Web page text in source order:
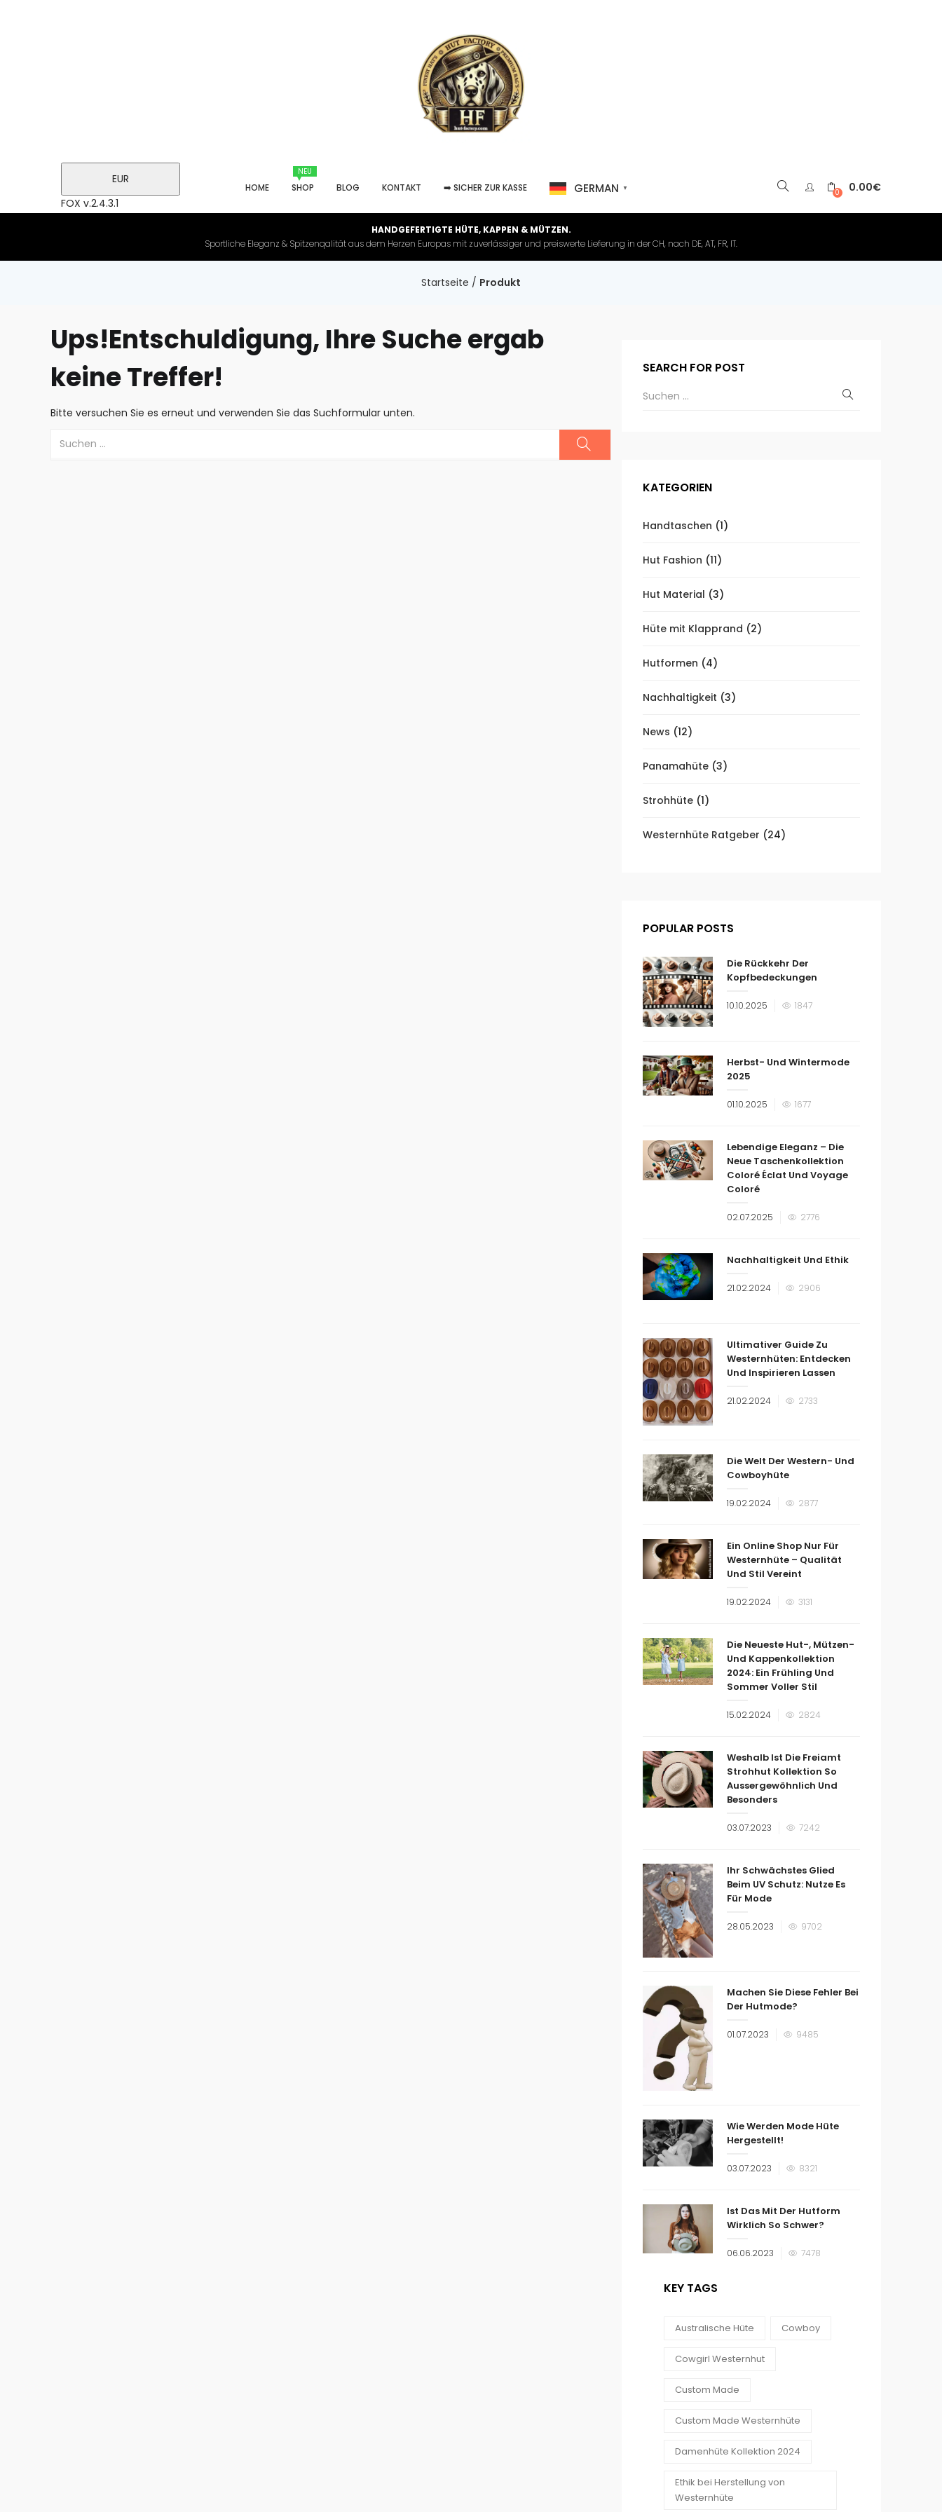
EUR
FOX v.2.4.3.1
HOME
NEU
SHOP BLOG KONTAKT ➡️ SICHER ZUR KASSE GERMAN ▼ 0 0.00€
HANDGEFERTIGTE HÜTE, KAPPEN & MÜTZEN.
Sportliche Eleganz & Spitzenqalität aus dem Herzen Europas mit zuverlässiger und preiswerte Lieferung in der CH, nach DE, AT, FR, IT.
Startseite / Produkt
Ups!Entschuldigung, Ihre Suche ergab
keine Treffer!
Bitte versuchen Sie es erneut und verwenden Sie das Suchformular unten.
SEARCH FOR POST
KATEGORIEN
Handtaschen (1)
Hut Fashion (11)
Hut Material (3)
Hüte mit Klapprand (2)
Hutformen (4)
Nachhaltigkeit (3)
News (12)
Panamahüte (3)
Strohhüte (1)
Westernhüte Ratgeber (24)
POPULAR POSTS
Die Rückkehr Der
Kopfbedeckungen
Veröffentlicht
10.10.2025 1847
Herbst- Und Wintermode
2025
Veröffentlicht
01.10.2025 1677
Lebendige Eleganz – Die
Neue Taschenkollektion
Coloré Éclat Und Voyage
Coloré
Veröffentlicht
02.07.2025 2776
Nachhaltigkeit Und Ethik
Veröffentlicht
21.02.2024 2906
Ultimativer Guide Zu
Westernhüten: Entdecken
Und Inspirieren Lassen
Veröffentlicht
21.02.2024 2733
Die Welt Der Western- Und
Cowboyhüte
Veröffentlicht
19.02.2024 2877
Ein Online Shop Nur Für
Westernhüte – Qualität
Und Stil Vereint
Veröffentlicht
19.02.2024 3131
Die Neueste Hut-, Mützen-
Und Kappenkollektion
2024: Ein Frühling Und
Sommer Voller Stil
Veröffentlicht
15.02.2024 2824
Weshalb Ist Die Freiamt
Strohhut Kollektion So
Aussergewöhnlich Und
Besonders
Veröffentlicht
03.07.2023 7242
Ihr Schwächstes Glied
Beim UV Schutz: Nutze Es
Für Mode
Veröffentlicht
28.05.2023 9702
Machen Sie Diese Fehler Bei
Der Hutmode?
Veröffentlicht
01.07.2023 9485
Wie Werden Mode Hüte
Hergestellt!
Veröffentlicht
03.07.2023 8321
Ist Das Mit Der Hutform
Wirklich So Schwer?
Veröffentlicht
06.06.2023 7478
KEY TAGS
Australische Hüte Cowboy
Cowgirl Westernhut
Custom Made
Custom Made Westernhüte
Damenhüte Kollektion 2024
Ethik bei Herstellung von
Westernhüte